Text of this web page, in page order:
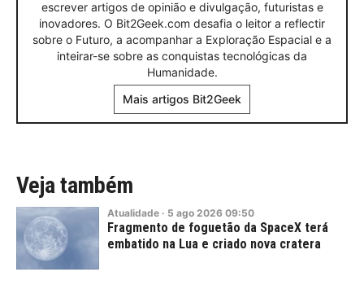
escrever artigos de opinião e divulgação, futuristas e
inovadores. O Bit2Geek.com desafia o leitor a reflectir
sobre o Futuro, a acompanhar a Exploração Espacial e a
inteirar-se sobre as conquistas tecnológicas da
Humanidade.
Mais artigos Bit2Geek
Veja também
Atualidade · 5 ago 2026 09:50
Fragmento de foguetão da SpaceX terá
embatido na Lua e criado nova cratera